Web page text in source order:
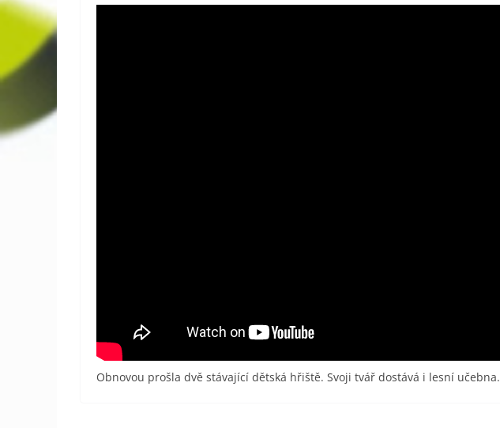
Obnovou prošla dvě stávající dětská hřiště. Svoji tvář dostává i lesní učebna.